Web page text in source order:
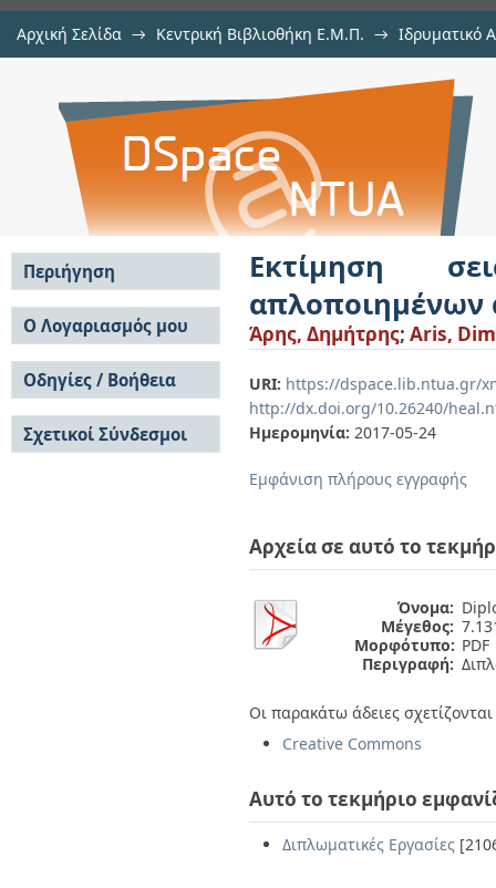
Αρχική Σελίδα → Κεντρική Βιβλιοθήκη Ε.Μ.Π. → Ιδρυματικό
Εκτίμηση σεισμικών
μεθόδων
Εκτίμηση
απλοποιημένων
Άρης, Δημήτρης; Aris,
URI: https://dspace.lib.ntua.gr/
http://dx.doi.org/10.26240/
Ημερομηνία: 2017-05-24
Εμφάνιση πλήρους εγγραφής
Αρχεία σε αυτό το
Όνομα:
Μέγεθος:
Μορφότυπο: PDF
Περιγραφή:
Οι παρακάτω άδειες
Creative Commons
Αυτό το τεκμήριο
Διπλωματικές Εργασίες
Περιήγηση
Σε όλο το DSpace
Κοινότητες & Συλλογές
Ανά Ημερομηνία
Έκδοσης
Συγγραφείς
Τίτλοι
Θέματα
Ο Λογαριασμός μου
Σύνδεση
Εγγραφή
Οδηγίες / Βοήθεια
Οδηγίες Υποβολής
Οδηγίες Χρήσης ΙΑ
Συχνές Ερωτήσεις
Σχετικοί Σύνδεσμοι